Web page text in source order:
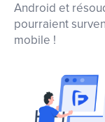
Android et
pourraient
mobile !